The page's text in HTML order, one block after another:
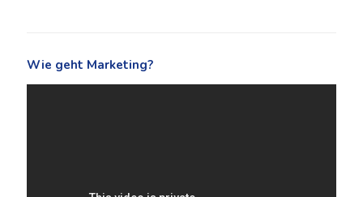
Wie geht Marketing?